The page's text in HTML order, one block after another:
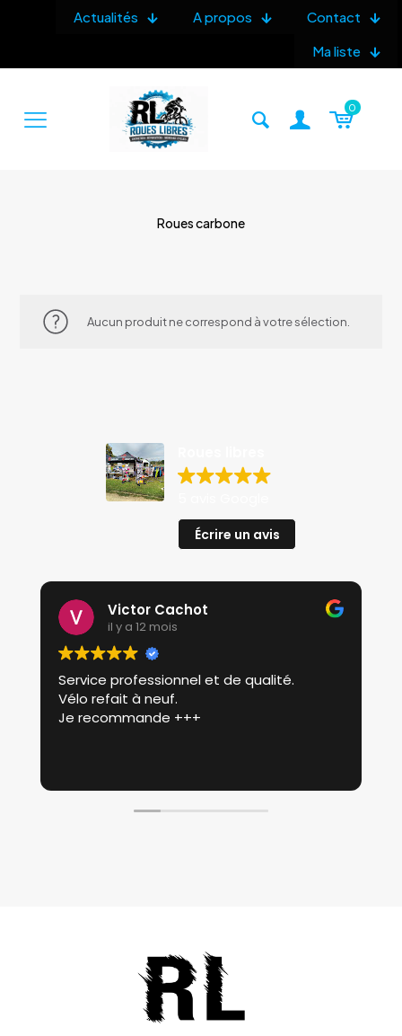
Actualités A propos
Contact
Ma liste
0
Roues carbone
Aucun produit ne correspond à votre sélection.
Écrire un avis
Victor Cachot
il y a 12 mois
Service professionnel et de qualité.
Vélo refait à neuf.
Je recommande +++